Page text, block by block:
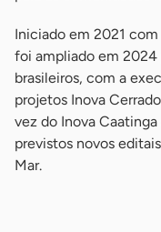
Iniciado em 2021
foi ampliado em 2024
brasileiros, com a
projetos Inova
vez do Inova
previstos novos
Mar.